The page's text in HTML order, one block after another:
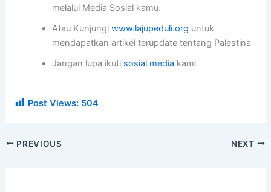
melalui Media Sosial kamu.
Atau Kunjungiwww.lajupeduli.org untuk
mendapatkan artikel terupdate tentang Palestina
Jangan lupa ikuti sosial media kami
Post Views: 504
PREVIOUS NEXT